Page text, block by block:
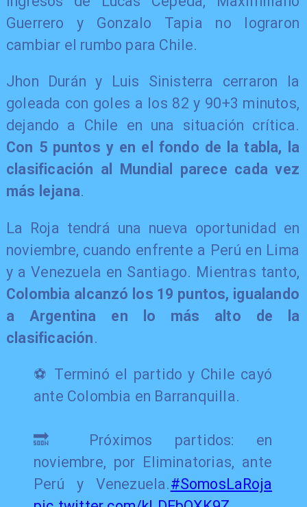
Guerrero y Gonzalo Tapia no lograron
cambiar el rumbo para Chile.
Jhon Durán y Luis Sinisterra cerraron la
goleada con goles a los 82 y 90+3 minutos,
dejando a Chile en una situación crítica.
Con 5 puntos y en el fondo de la tabla, la
clasificación al Mundial parece cada vez
más lejana.
La Roja tendrá una nueva oportunidad en
noviembre, cuando enfrente a Perú en Lima
y a Venezuela en Santiago. Mientras tanto,
Colombia alcanzó los 19 puntos, igualando
a Argentina en lo más alto de la
clasificación.
⚽ Terminó el partido y Chile cayó
ante Colombia en Barranquilla.
🔜 Próximos partidos: en
noviembre, por Eliminatorias, ante
Perú y Venezuela.#SomosLaRoja